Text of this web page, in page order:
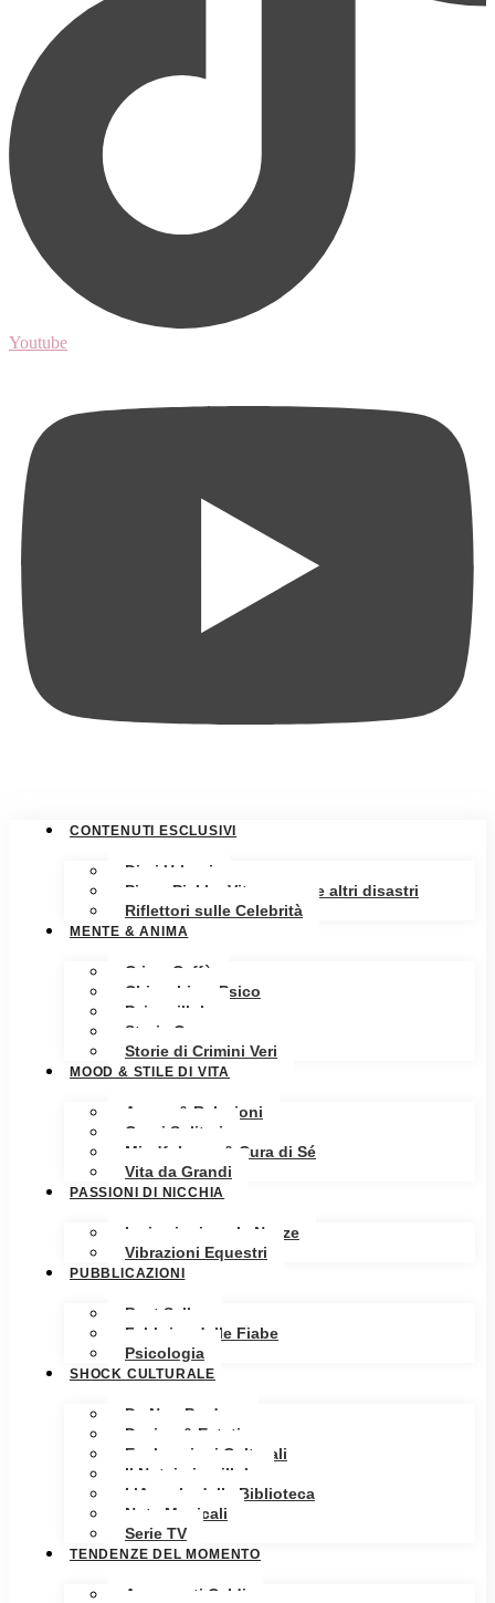
Youtube
CONTENUTI ESCLUSIVI
Diari Urbani
Pippa Pickle: Vita, amore e altri disastri
Riflettori sulle Celebrità
MENTE & ANIMA
Crime Caffè
Chiacchiere Psico
Psicopillole
Storia Oscura
Storie di Crimini Veri
MOOD & STILE DI VITA
Amore & Relazioni
Cuori Solitari
Mindfulness & Cura di Sé
Vita da Grandi
PASSIONI DI NICCHIA
Ispirazioni per le Nozze
Vibrazioni Equestri
PUBBLICAZIONI
Best Seller
Fabbrica delle Fiabe
Psicologia
SHOCK CULTURALE
Da Non Perdere
Design & Estetica
Esplorazioni Culturali
Il Notaio in pillole
L’Angolo della Biblioteca
Note Musicali
Serie TV
TENDENZE DEL MOMENTO
Argomenti Caldi